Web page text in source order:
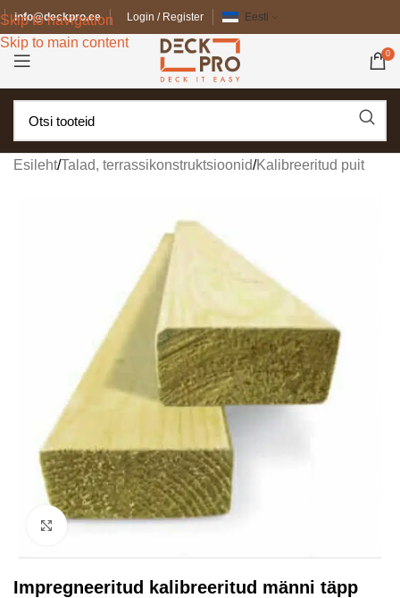
Skip to navigation
Skip to main content
info@deckpro.ee Login / Register Eesti
0
Esileht/Talad, terrassikonstruktsioonid/Kalibreeritud puit
Kliki suurendamiseks
Impregneeritud kalibreeritud männi täpp